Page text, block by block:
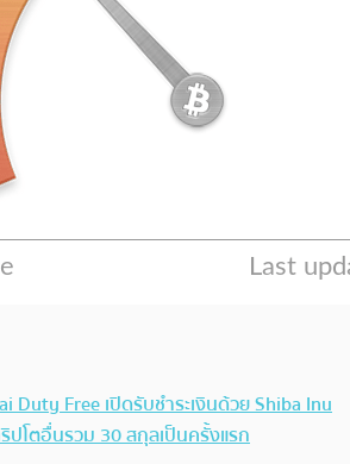
Duty Free เปิดรับชำระเงินด้วย Shiba Inu
ปโตอื่นรวม 30 สกุลเป็นครั้งแรก